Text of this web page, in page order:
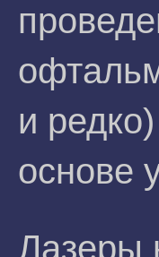
и
основе
Лазеры